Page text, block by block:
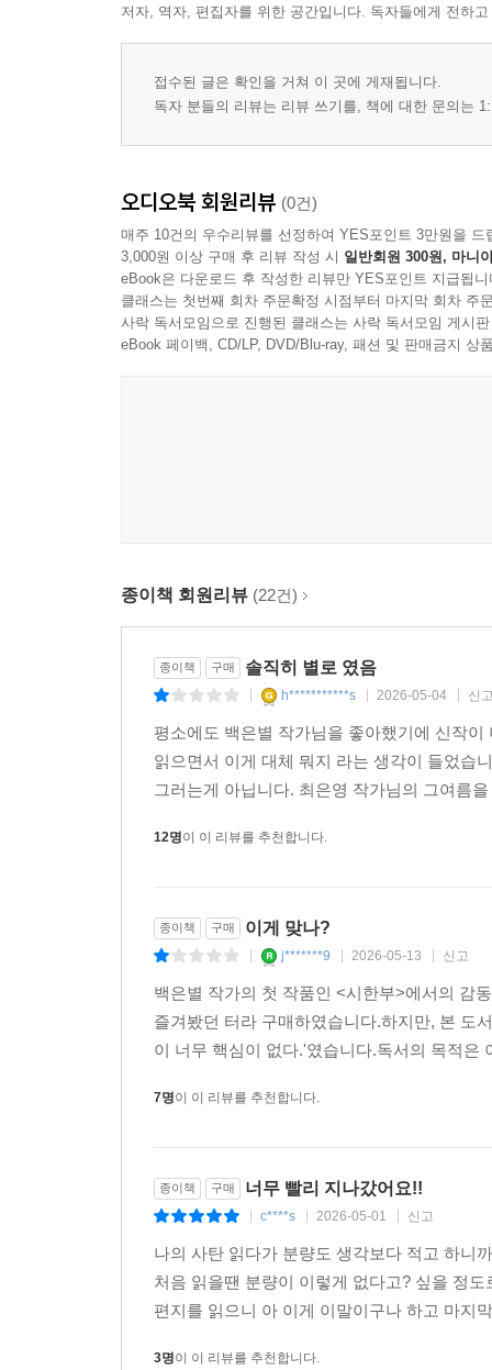
저자, 역자, 편집자를 위한 공간입니다. 독자들에게 전하
접수된 글은 확인을 거쳐 이 곳에 게재됩니다.
독자 분들의 리뷰는 리뷰 쓰기를, 책에 대한 문의는
오디오북 회원리뷰 (0건)
매주 10건의 우수리뷰를 선정하여 YES포인트 3만원을 드
3,000원 이상 구매 후 리뷰 작성 시 일반회원 300원, 마니
eBook은 다운로드 후 작성한 리뷰만 YES포인트 지급됩니
클래스는 첫번째 회차 주문확정 시점부터 마지막 회차 주
사락 독서모임으로 진행된 클래스는 사락 독서모임 게시
eBook 페이백, CD/LP, DVD/Blu-ray, 패션 및 판매금지 상
종이책 회원리뷰 (22건)
종이책 구매 솔직히 별로 였음
h***********s 2026-05-04 신
평소에도 백은별 작가님을 좋아했기에 신작
읽으면서 이게 대체 뭐지 라는 생각이 들었습
그러는게 아닙니다. 최은영 작가님의 그여름
12명이 이 리뷰를 추천합니다.
종이책 구매 이게 맞나?
j*******9 2026-05-13 신고
백은별 작가의 첫 작품인 <시한부>에서의 감
즐겨봤던 터라 구매하였습니다.하지만, 본 도
이 너무 핵심이 없다.'였습니다.독서의 목적
7명이 이 리뷰를 추천합니다.
종이책 구매 너무 빨리 지나갔어요!!
c****s 2026-05-01 신고
나의 사탄 읽다가 분량도 생각보다 적고 하니
처음 읽을땐 분량이 이렇게 없다고? 싶을 정
편지를 읽으니 아 이게 이말이구나 하고 마지
3명이 이 리뷰를 추천합니다.